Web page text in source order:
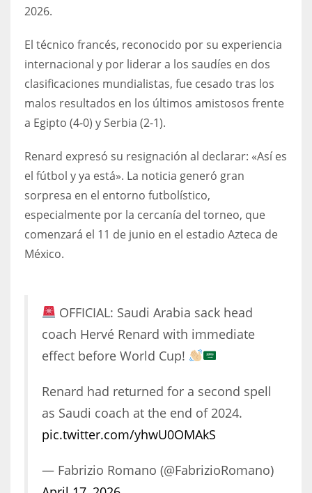
24
PIT
20
OAK
DAL
22
26
2026.
El técnico francés, reconocido por su experiencia
internacional y por liderar a los saudíes en dos
clasificaciones mundialistas, fue cesado tras los
malos resultados en los últimos amistosos frente
a Egipto (4-0) y Serbia (2-1).
Renard expresó su resignación al declarar: «Así es
el fútbol y ya está». La noticia generó gran
sorpresa en el entorno futbolístico,
especialmente por la cercanía del torneo, que
comenzará el 11 de junio en el estadio Azteca de
México.
OFFICIAL: Saudi Arabia sack head
coach Hervé Renard with immediate
effect before World Cup!
Renard had returned for a second spell
as Saudi coach at the end of 2024.
pic.twitter.com/yhwU0OMAkS
— Fabrizio Romano (@FabrizioRomano)